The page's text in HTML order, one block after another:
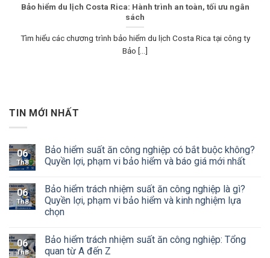
Bảo hiểm du lịch Costa Rica: Hành trình an toàn, tối ưu ngân
sách
Tìm hiểu các chương trình bảo hiểm du lịch Costa Rica tại công ty
Bảo [...]
TIN MỚI NHẤT
06
Th8
Bảo hiểm suất ăn công nghiệp có bắt buộc không?
Quyền lợi, phạm vi bảo hiểm và báo giá mới nhất
06
Th8
Bảo hiểm trách nhiệm suất ăn công nghiệp là gì?
Quyền lợi, phạm vi bảo hiểm và kinh nghiệm lựa
chọn
06
Th8
Bảo hiểm trách nhiệm suất ăn công nghiệp: Tổng
quan từ A đến Z